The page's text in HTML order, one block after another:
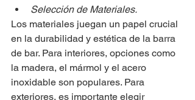
Selección de Materiales.
Los materiales juegan un papel crucial
en la durabilidad y estética de la barra
de bar. Para interiores, opciones como
la madera, el mármol y el acero
inoxidable son populares. Para
exteriores, es importante elegir